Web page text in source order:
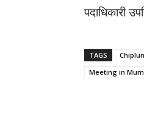
पदाधिकारी
TAGS Chiplun
Meeting in